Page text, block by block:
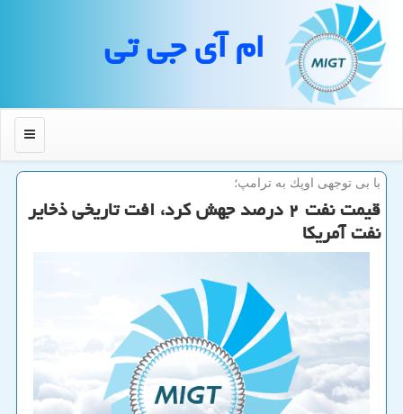
ام آی جی تی
منو
با بی توجهی اوپك به ترامپ؛
قیمت نفت ۲ درصد جهش كرد، افت تاریخی ذخایر
نفت آمریكا